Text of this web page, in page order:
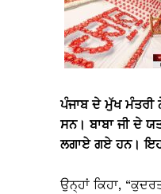
ਪੰਜਾਬ ਦੇ ਮੁੱਖ ਮੰਤਰੀ
ਸਨ। ਬਾਬਾ ਜੀ ਦੇ
ਲਗਾਏ ਗਏ ਹਨ।
ਉਨ੍ਹਾਂ ਕਿਹਾ,